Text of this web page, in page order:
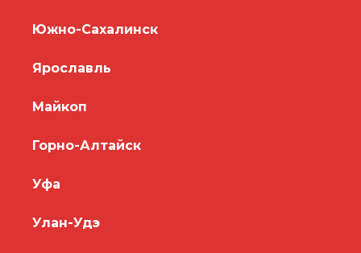
Южно-Сахалинск
Ярославль
Майкоп
Горно-Алтайск
Уфа
Улан-Удэ